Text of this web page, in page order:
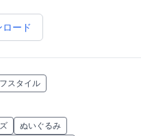
ード
スタイル
ぬいぐるみ